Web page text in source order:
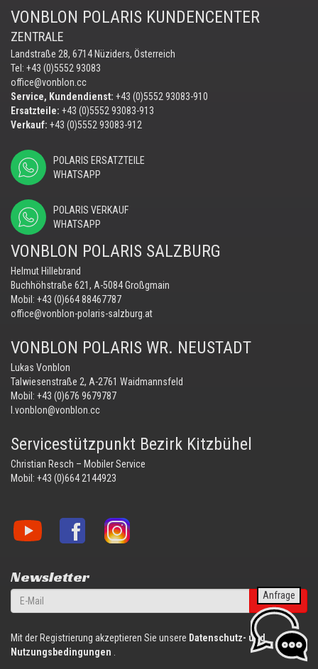
VONBLON POLARIS KUNDENCENTER
ZENTRALE
Landstraße 28, 6714 Nüziders, Österreich
Tel: +43 (0)5552 93083
office@vonblon.cc
Service, Kundendienst: +43 (0)5552 93083-910
Ersatzteile: +43 (0)5552 93083-913
Verkauf: +43 (0)5552 93083-912
POLARIS ERSATZTEILE
WHATSAPP
POLARIS VERKAUF
WHATSAPP
VONBLON POLARIS SALZBURG
Helmut Hillebrand
Buchhöhstraße 621, A-5084 Großgmain
Mobil: +43 (0)664 88467787
office@vonblon-polaris-salzburg.at
VONBLON POLARIS WR. NEUSTADT
Lukas Vonblon
Talwiesenstraße 2, A-2761 Waidmannsfeld
Mobil: +43 (0)676 9679787
l.vonblon@vonblon.cc
Servicestützpunkt Bezirk Kitzbühel
Christian Resch – Mobiler Service
Mobil: +43 (0)664 2144923
Vonblon
auf
Vonblon
Vonblon
auf
Newsletter
anmelden
Mit der Registrierung akzeptieren Sie unsere Datenschutz- und
Nutzungsbedingungen
Anfrage